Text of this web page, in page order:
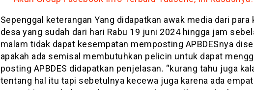
Sepenggal keterangan Yang didapatkan awak media dari para
desa yang sudah dari hari Rabu 19 juni 2024 hingga jam
malam tidak dapat kesempatan memposting APBDESnya
apakah ada semisal membutuhkan pelicin untuk dapat
posting APBDES didapatkan penjelasan. “kurang tahu juga
tentang hal itu tapi sebetulnya kecewa juga karena ada